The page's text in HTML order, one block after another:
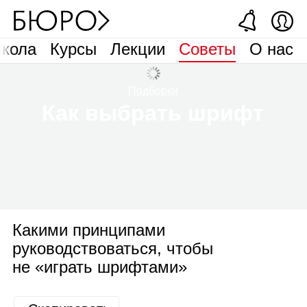
Курсы Лекции Советы О нас
Какими принципами
руководствоваться, чтобы
не «играть шрифтами»